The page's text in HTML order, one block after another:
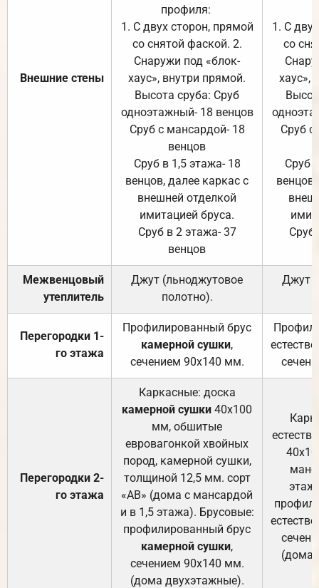
Внешние стены
профиля:
1. С двух сторон, прямой
со снятой фаской. 2.
Снаружи под «блок-
хаус», внутри прямой.
Высота сруба: Сруб
одноэтажный- 18 венцов
Сруб с мансардой- 18
венцов
Сруб в 1,5 этажа- 18
венцов, далее каркас с
внешней отделкой
имитацией бруса.
Сруб в 2 этажа- 37
венцов
1. С
со
хаус»,
Сруб с
Сруб
Сруб
Межвенцовый
утеплитель
Джут (льноджутовое
полотно).
Джут
Перегородки 1-
го этажа
Профилированный брус
камерной сушки,
сечением 90х140 мм.
Перегородки 2-
го этажа
Каркасные: доска
камерной сушки 40х100
мм, обшитые
евровагонкой хвойных
пород, камерной сушки,
толщиной 12,5 мм. сорт
«АВ» (дома с мансардой
и в 1,5 этажа). Брусовые:
профилированный брус
камерной сушки,
сечением 90х140 мм.
(дома двухэтажные).
(дома